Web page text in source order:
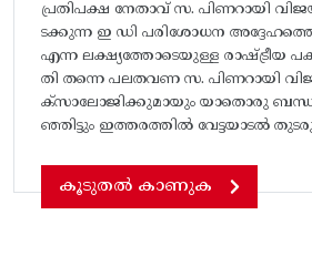
പ്രതിപക്ഷ നേതാവ് സ. പിണറായി
ടക്കുന്ന ഇ ഡി പരിശോധന അദ്ദേഹത്തെ
എന്ന ലക്ഷ്യത്തോടെയുള്ള രാഷ്ട്രീയ
തി തന്നെ പലതവണ സ. പിണറായി
ക്‌സാലോജിക്കുമായും യാതൊരു
ഞ്ഞിട്ടും ഇത്തരത്തിൽ വേട്ടയാടൽ
കൂടുതൽ കാണുക